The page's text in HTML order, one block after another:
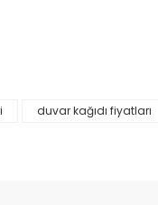
duvar kağıdı fiyatları